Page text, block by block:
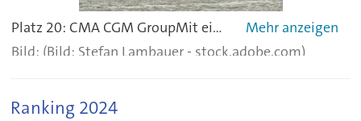
Platz 20: CMA CGM GroupMit einem Umsatz von 47 Milliarden US-Dollar und 146.000 Beschäftigten kommt das französische Unternehmen auf den 20. Rang. CMA CGM (Compagnie maritime d’affrètement – Compagnie générale maritime) ist ein französischer Schiffs- und Logistikkonzern, der 1978 von Jacques Saadé gegründet wurde und seinen Hauptsitz im CMA CGM‑Turm in Marseille hat. Das Unternehmen gehört zu den größten Containerreedereien der Welt CMA CGM befindet sich mehrheitlich im Besitz der Familie Saadé, die über Merit France 73 Prozent der Anteile hält. Weitere 24 Prozent gehören der türkischen Yıldırım Holding und 3 Prozent der französischen Staatsbank Bpifrance.
(Bild: Stefan Lambauer - stock.adobe.com)
Ranking 2024